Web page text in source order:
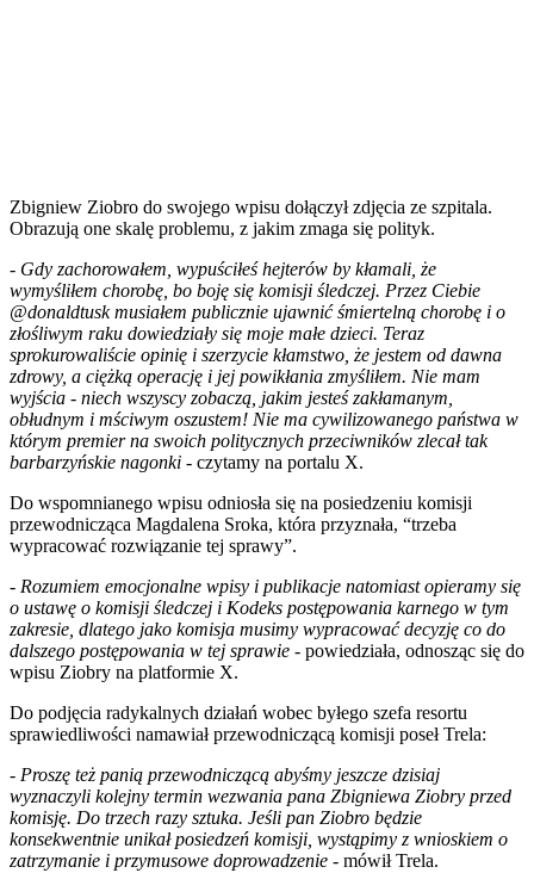
Zbigniew Ziobro do swojego wpisu dołączył zdjęcia ze szpitala.
Obrazują one skalę problemu, z jakim zmaga się polityk.
- Gdy zachorowałem, wypuściłeś hejterów by kłamali, że
wymyśliłem chorobę, bo boję się komisji śledczej. Przez Ciebie
@donaldtusk musiałem publicznie ujawnić śmiertelną chorobę i o
złośliwym raku dowiedziały się moje małe dzieci. Teraz
sprokurowaliście opinię i szerzycie kłamstwo, że jestem od dawna
zdrowy, a ciężką operację i jej powikłania zmyśliłem. Nie mam
wyjścia - niech wszyscy zobaczą, jakim jesteś zakłamanym,
obłudnym i mściwym oszustem! Nie ma cywilizowanego państwa w
którym premier na swoich politycznych przeciwników zlecał tak
barbarzyńskie nagonki - czytamy na portalu X.
Do wspomnianego wpisu odniosła się na posiedzeniu komisji
przewodnicząca Magdalena Sroka, która przyznała, “trzeba
wypracować rozwiązanie tej sprawy”.
- Rozumiem emocjonalne wpisy i publikacje natomiast opieramy się
o ustawę o komisji śledczej i Kodeks postępowania karnego w tym
zakresie, dlatego jako komisja musimy wypracować decyzję co do
dalszego postępowania w tej sprawie - powiedziała, odnosząc się do
wpisu Ziobry na platformie X.
Do podjęcia radykalnych działań wobec byłego szefa resortu
sprawiedliwości namawiał przewodniczącą komisji poseł Trela:
- Proszę też panią przewodniczącą abyśmy jeszcze dzisiaj
wyznaczyli kolejny termin wezwania pana Zbigniewa Ziobry przed
komisję. Do trzech razy sztuka. Jeśli pan Ziobro będzie
konsekwentnie unikał posiedzeń komisji, wystąpimy z wnioskiem o
zatrzymanie i przymusowe doprowadzenie - mówił Trela.